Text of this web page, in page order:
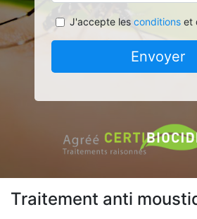
J'accepte les conditionset
Envoyer
Traitement anti